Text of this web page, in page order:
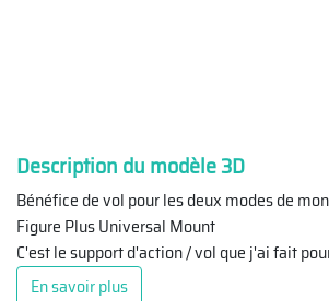
Description du modèle 3D
Bénéfice de vol pour les deux modes de
Figure Plus Universal Mount
C'est le support d'action / vol que j'ai fait
En savoir plus